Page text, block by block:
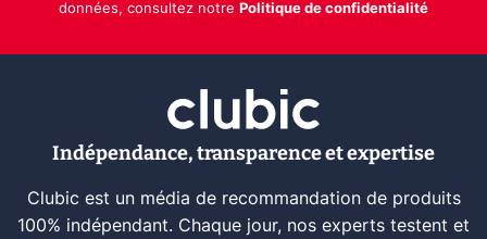
données, consultez notre Politique de confidentialité
Indépendance, transparence et expertise
Clubic est un média de recommandation de produits
100% indépendant. Chaque jour, nos experts testent et